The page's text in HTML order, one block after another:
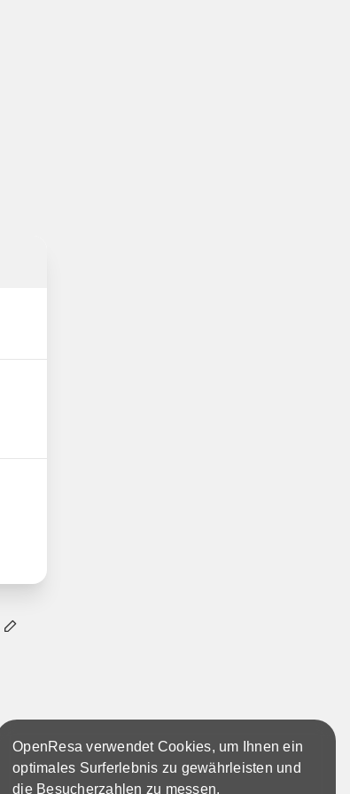
OpenResa verwendet Cookies, um Ihnen ein
optimales Surferlebnis zu gewährleisten und
die Besucherzahlen zu messen.